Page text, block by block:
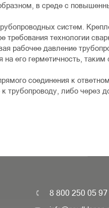
в среде с
систем.
технологии
рабочее давление
его герметичность,
соединения к
трубопроводу, либо через
8 800 250 05 97